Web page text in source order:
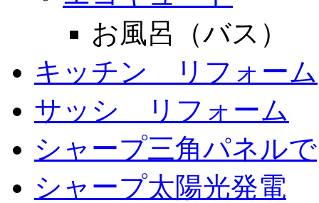
お風呂（バス）
キッチン リフォーム
サッシ リフォーム
シャープ三角パネルで
シャープ太陽光発電